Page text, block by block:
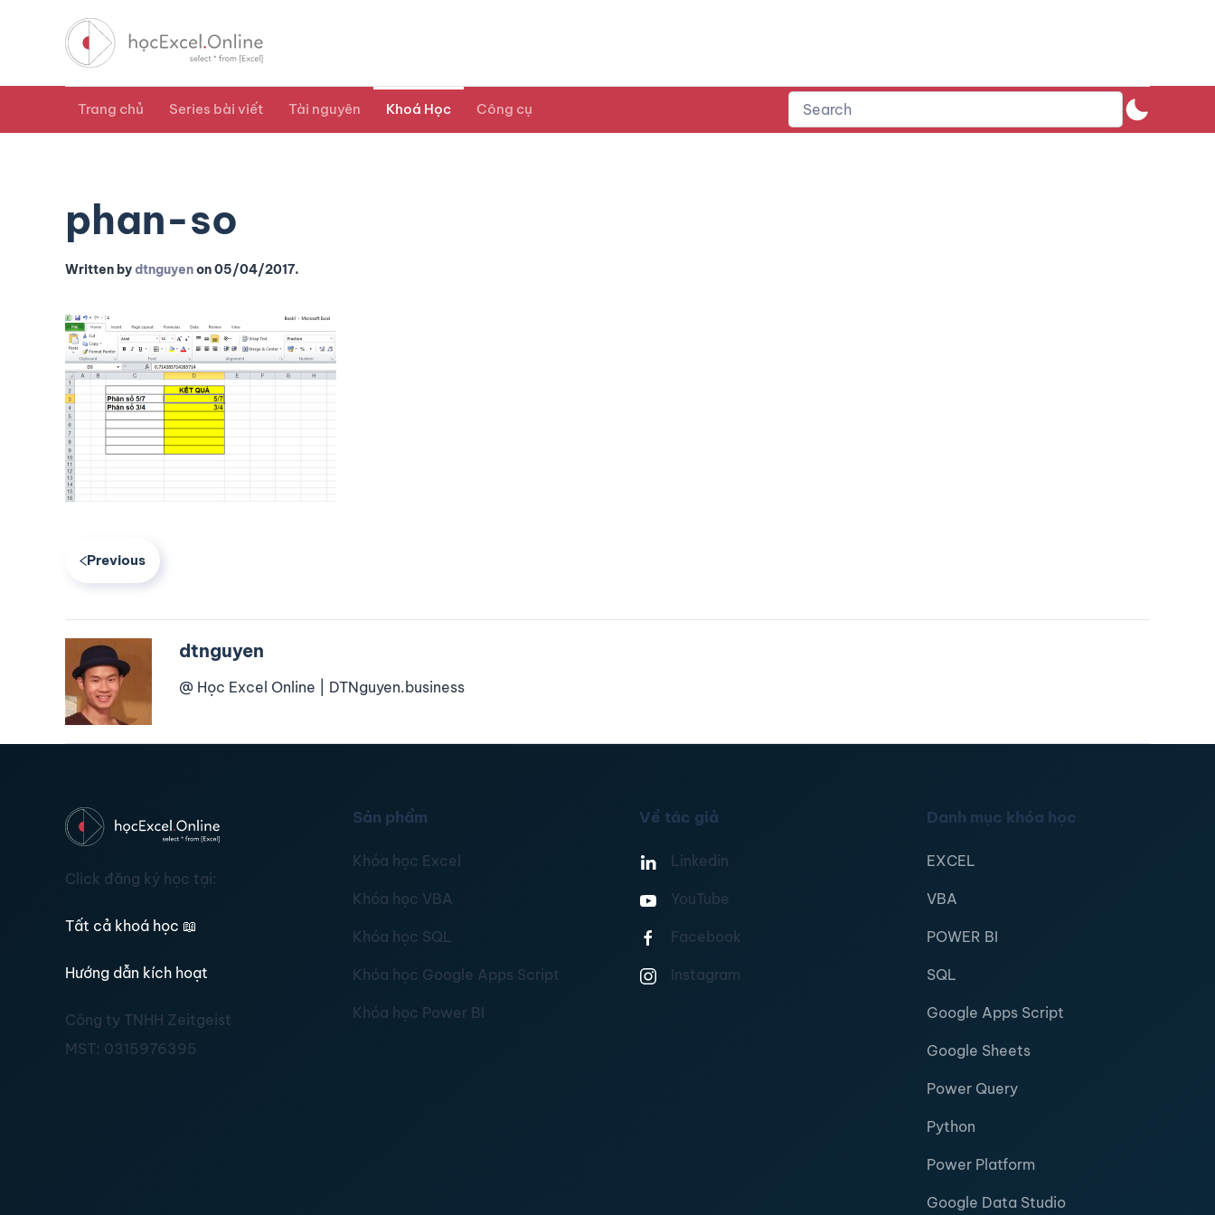
Trang chủ Series bài viết Tài nguyên Khoá Học Công cụ
phan-so
Written bydtnguyenon05/04/2017.
Previous
dtnguyen
@ Học Excel Online | DTNguyen.business
Click đăng ký học tại:
Tất cả khoá học 📖
Hướng dẫn kích hoạt
Công ty TNHH Zeitgeist
MST: 0315976395
Sản phẩm
Khóa học Excel
Khóa học VBA
Khóa học SQL
Khóa học Google Apps Script
Khóa học Power BI
Về tác giả
Linkedin
YouTube
Facebook
Instagram
Danh mục khóa học
EXCEL
VBA
POWER BI
SQL
Google Apps Script
Google Sheets
Power Query
Python
Power Platform
Google Data Studio